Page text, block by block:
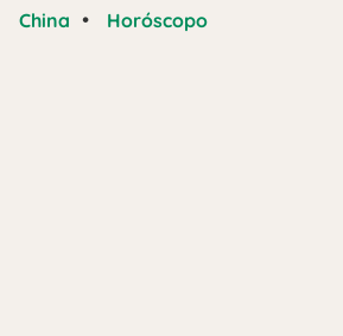
China • Horóscopo